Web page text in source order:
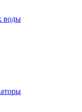
воды